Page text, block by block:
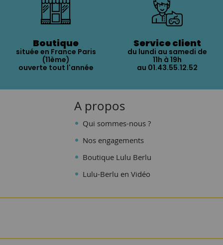
Boutique
située en France Paris
(11ème)
ouverte tout l'année
Service client
du lundi au samedi de
11h à 19h
au 01.43.55.12.52
A propos
Qui sommes-nous ?
Nos engagements
Boutique Lulu Berlu
Lulu-Berlu en Vidéo